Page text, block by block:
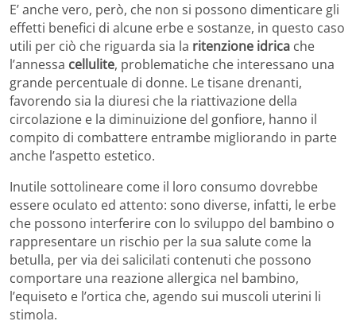
E’ anche vero, però, che non si possono dimenticare gli
effetti benefici di alcune erbe e sostanze, in questo caso
utili per ciò che riguarda sia la ritenzione idrica che
l’annessa cellulite, problematiche che interessano una
grande percentuale di donne. Le tisane drenanti,
favorendo sia la diuresi che la riattivazione della
circolazione e la diminuizione del gonfiore, hanno il
compito di combattere entrambe migliorando in parte
anche l’aspetto estetico.
Inutile sottolineare come il loro consumo dovrebbe
essere oculato ed attento: sono diverse, infatti, le erbe
che possono interferire con lo sviluppo del bambino o
rappresentare un rischio per la sua salute come la
betulla, per via dei salicilati contenuti che possono
comportare una reazione allergica nel bambino,
l’equiseto e l’ortica che, agendo sui muscoli uterini li
stimola.